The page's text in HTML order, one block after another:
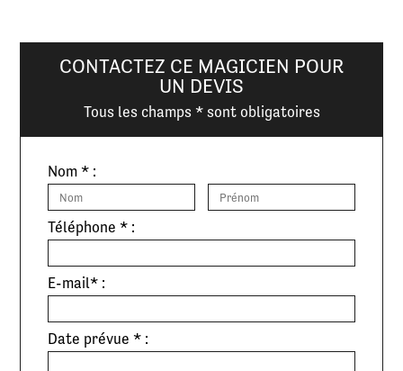
CONTACTEZ CE MAGICIEN POUR
UN DEVIS
Tous les champs * sont obligatoires
Nom * :
Téléphone * :
E-mail* :
Date prévue * :